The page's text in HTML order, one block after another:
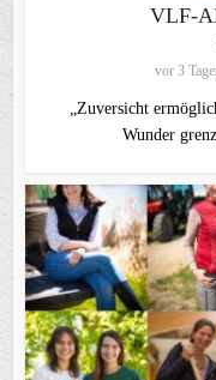
VLF-
vor 3
„Zuversicht
Wunder